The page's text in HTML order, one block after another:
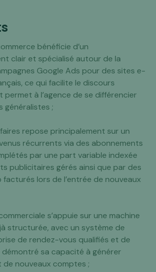
bénéficie d’un
clair et spécialisé autour de la
Google Ads pour des sites e-
ce qui facilite le discours
permet à l’agence de se différencier
généralistes ;
repose principalement sur un
récurrents via des abonnements
par une part variable indexée
publicitaires gérés ainsi que par des
lors de l’entrée de nouveaux
s’appuie sur une machine
structurée, avec un système de
de rendez-vous qualifiés et de
sa capacité à générer
de nouveaux comptes ;